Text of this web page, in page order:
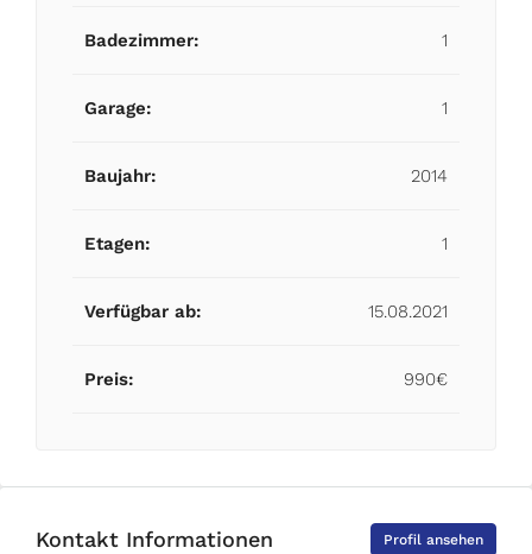
Badezimmer: 1
Garage: 1
Baujahr: 2014
Etagen: 1
Verfügbar ab: 15.08.2021
Preis: 990€
Kontakt Informationen Profil ansehen